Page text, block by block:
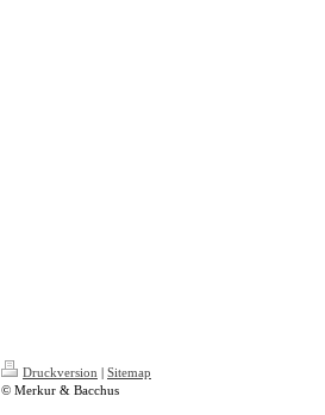
Druckversion | Sitemap
© Merkur & Bacchus